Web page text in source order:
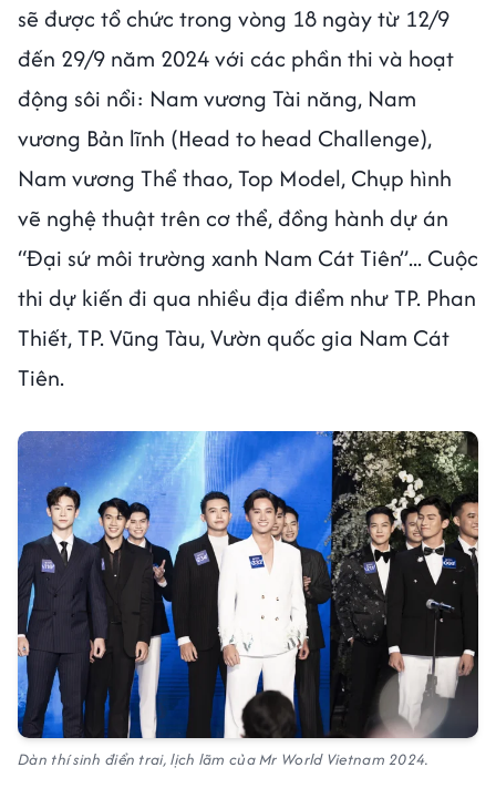
sẽ được tổ chức trong vòng 18 ngày từ 12/9
đến 29/9 năm 2024 với các phần thi và hoạt
động sôi nổi: Nam vương Tài năng, Nam
vương Bản lĩnh (Head to head Challenge),
Nam vương Thể thao, Top Model, Chụp hình
vẽ nghệ thuật trên cơ thể, đồng hành dự án
“Đại sứ môi trường xanh Nam Cát Tiên”... Cuộc
thi dự kiến đi qua nhiều địa điểm như TP. Phan
Thiết, TP. Vũng Tàu, Vườn quốc gia Nam Cát
Tiên.
Dàn thí sinh điển trai, lịch lãm của Mr World Vietnam 2024.